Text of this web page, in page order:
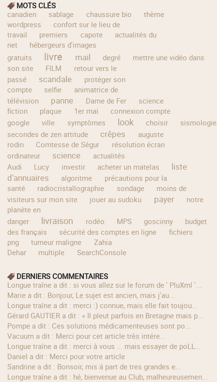
MOTS CLÉS
canadien
sablage chaussure bio
thème
wordpress
confort sur le lieu de
travail
premiers capote
actualités du
net
hébergeurs d'images
gratuits
livre mail degré
mettre une vidéo dans
son site
FILM
retour vers le
passé
scandale
protéger son
compte
selfie
animatrice de
télévision
panne Dame de Fer
science
fiction
plaque 1er mai
connexion compte
google
ville symptômes look choisir
sismologie
secondes de zen attitude
crêpes
auguste
rodin
Comtesse de Ségur
résolution écran
ordinateur
science
actualités
Audi
Lucy investir acheter un matelas
liste
d'annuaires
algoritme
précautions pour la
santé
radiocristallographie sondage
moins de
visiteurs sur mon site
jouer au sudoku payer
notre
planète en
danger
livraison rodéo MPS goscinny
budget
des français
sécurité des comptes en ligne
fichiers
png
tumeur maligne
Zahia
Dehar
multiple SearchConsole
DERNIERS COMMENTAIRES
longue traîne a dit : si vous allez sur le forum de ' PluXml '...
Marie a dit : Bonjour, Le sujet est ancien, mais j'au...
longue traîne a dit : merci :) connue, mais elle fait toujou...
Gérard GAUTIER a dit : « Il pleut parfois en Bretagne mais p...
Pompe a dit : Ces solutions médicamenteuses sont po...
Vacuum a dit : Merci pour cet article très intére...
longue traîne a dit : merci à vous ... mais essayer de poLL...
Daniel a dit : Merci pour votre article
Sandrine a dit : Bonsoir, mis á part de tres grandes e...
longue traîne a dit : hé, bienvenue au Club, malheureusemen...